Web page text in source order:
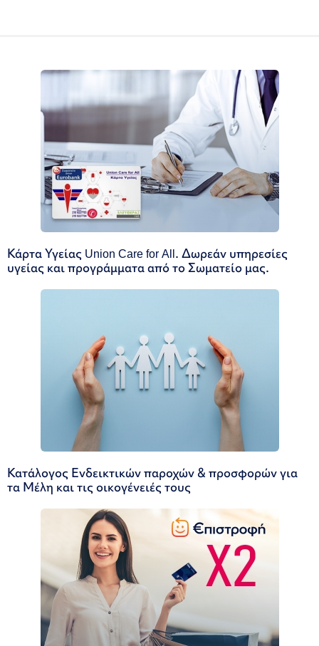
Κάρτα Υγείας Union Care for All. Δωρεάν υπηρεσίες
υγείας και προγράμματα από το Σωματείο μας.
Κατάλογος Ενδεικτικών παροχών & προσφορών για
τα Μέλη και τις οικογένειές τους